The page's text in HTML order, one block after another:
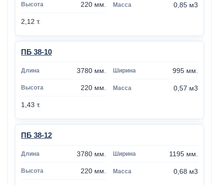
220 мм. 0,85 м3
2,12 т.
ПБ 38-10
3780 мм. 995 мм.
220 мм. 0,57 м3
1,43 т.
ПБ 38-12
3780 мм. 1195 мм.
220 мм. 0,68 м3